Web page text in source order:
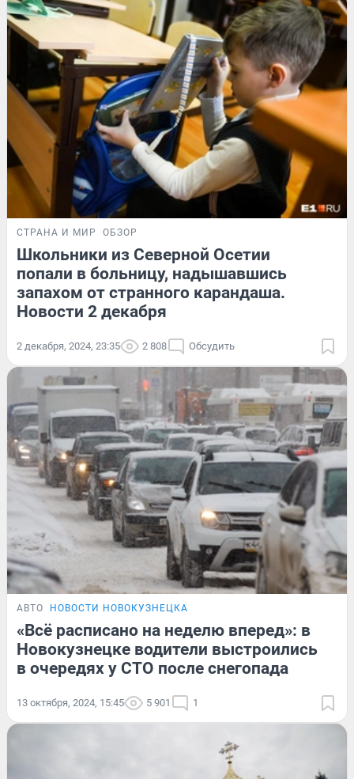
СТРАНА И МИР ОБЗОР
Школьники из Северной Осетии
попали в больницу, надышавшись
запахом от странного карандаша.
Новости 2 декабря
2 декабря, 2024, 23:35 2 808 Обсудить
АВТО НОВОСТИ НОВОКУЗНЕЦКА
«Всё расписано на неделю вперед»: в
Новокузнецке водители выстроились
в очередях у СТО после снегопада
13 октября, 2024, 15:45 5 901 1